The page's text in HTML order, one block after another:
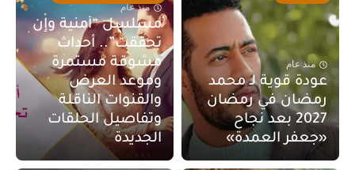
منذ عام
عودة قوية لـ محمد
رمضان في رمضان
2027 بعد نجاح
«جعفر العمدة»
منذ عام
مسلسل “أمنية وإن
تحققت”.. أحداث
مشوقة مستمرة
وموعد العرض
والقنوات الناقلة
وتفاصيل الحلقات
الجديدة